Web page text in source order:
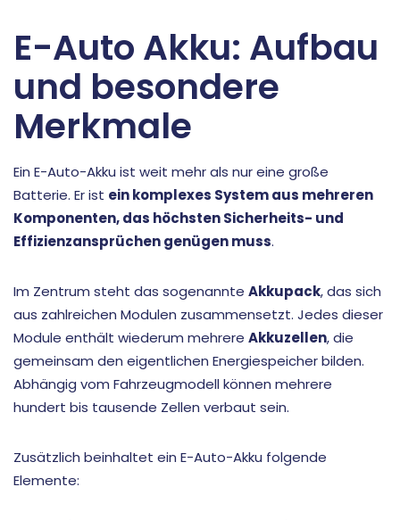
E-Auto Akku: Aufbau
und besondere
Merkmale
Ein E-Auto-Akku ist weit mehr als nur eine große
Batterie. Er ist ein komplexes System aus mehreren
Komponenten, das höchsten Sicherheits- und
Effizienzansprüchen genügen muss.
Im Zentrum steht das sogenannte Akkupack, das sich
aus zahlreichen Modulen zusammensetzt. Jedes dieser
Module enthält wiederum mehrere Akkuzellen, die
gemeinsam den eigentlichen Energiespeicher bilden.
Abhängig vom Fahrzeugmodell können mehrere
hundert bis tausende Zellen verbaut sein.
Zusätzlich beinhaltet ein E-Auto-Akku folgende
Elemente: